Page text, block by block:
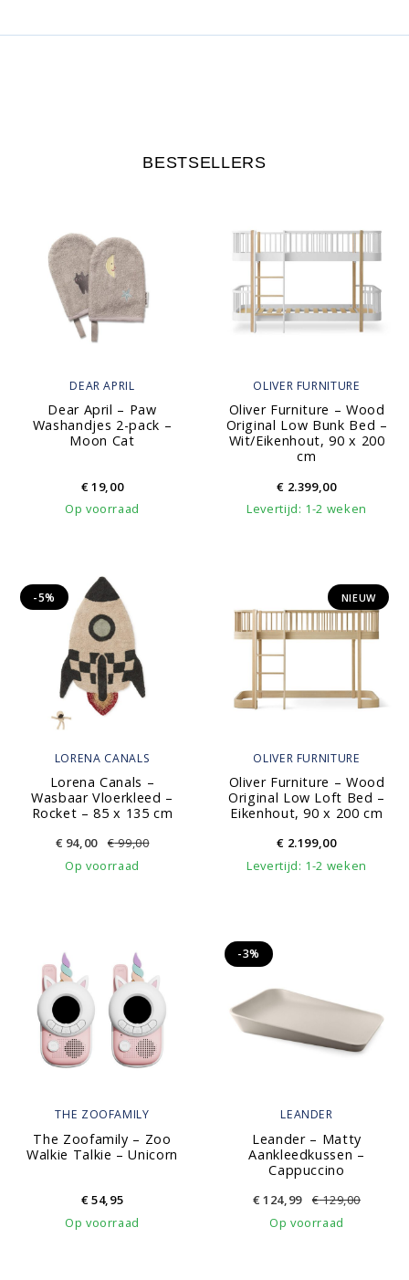
BESTSELLERS
DEAR APRIL
Dear April – Paw
Washandjes 2-pack –
Moon Cat
€19,00
Op voorraad
OLIVER FURNITURE
Oliver Furniture – Wood
Original Low Bunk Bed –
Wit/Eikenhout, 90 x 200
cm
€2.399,00
Levertijd: 1-2 weken
LORENA CANALS
Lorena Canals –
Wasbaar Vloerkleed –
Rocket – 85 x 135 cm
€ 94,00 €99,00
-5%
Op voorraad
OLIVER FURNITURE
Oliver Furniture – Wood
Original Low Loft Bed –
Eikenhout, 90 x 200 cm
NIEUW
€2.199,00
Levertijd: 1-2 weken
THE ZOOFAMILY
The Zoofamily – Zoo
Walkie Talkie – Unicorn
€54,95
Op voorraad
LEANDER
Leander – Matty
Aankleedkussen –
Cappuccino
€ 124,99 €129,00
-3%
Op voorraad